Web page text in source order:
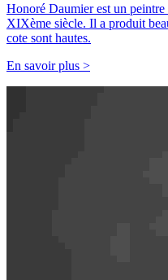
Honoré Daumier est un peintre
XIXème siècle. Il a produit
cote sont hautes.
En savoir plus >